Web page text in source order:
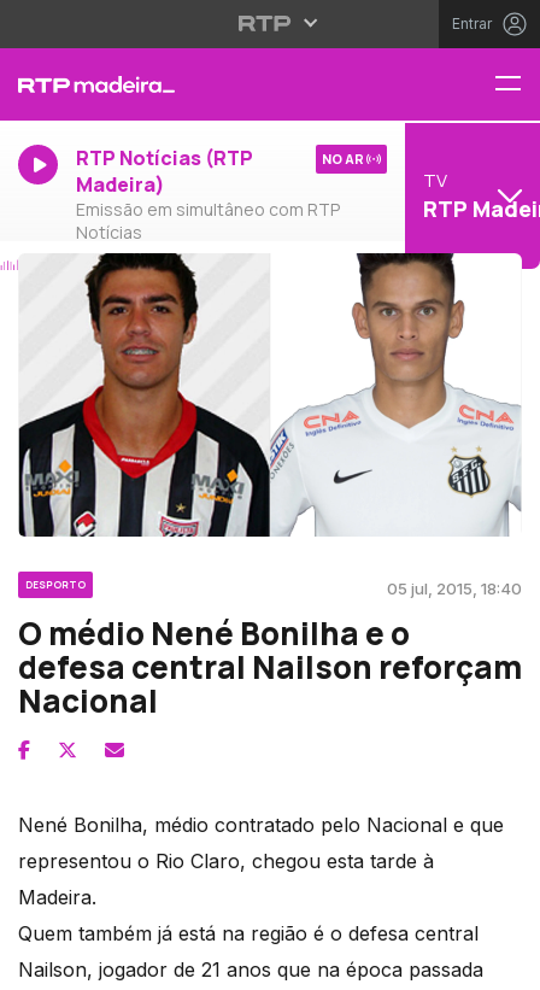
Entrar
RTP Notícias (RTP
Madeira)
Emissão em simultâneo com RTP
Notícias
NO AR
TV
RTP
DESPORTO 05 jul, 2015, 18:40
O médio Nené Bonilha e o
defesa central Nailson reforçam
Nacional
Nené Bonilha, médio contratado pelo Nacional e que
representou o Rio Claro, chegou esta tarde à
Madeira.
Quem também já está na região é o defesa central
Nailson, jogador de 21 anos que na época passada